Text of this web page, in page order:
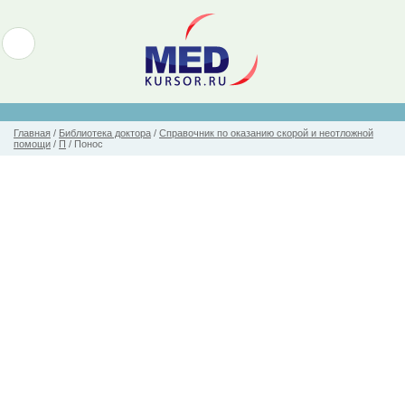
Главная / Библиотека доктора / Справочник по оказанию скорой и неотложной
помощи / П / Понос